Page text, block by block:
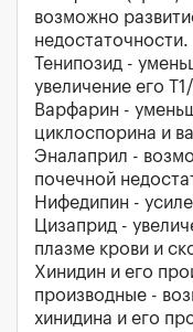
возможно
недостаточности.
Тенипозид -
увеличение его
Варфарин -
циклоспорина и
Эналаприл -
почечной
Нифедипин -
Цизаприд -
плазме крови и
Хинидин и его
производные -
хинидина и его